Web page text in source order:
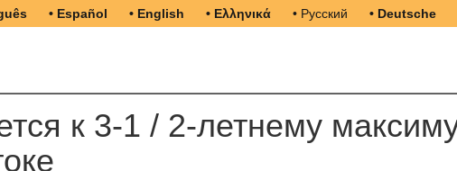
• Español • English • Ελληνικά • Русский • Deutsche
к 3-1 / 2-летнему